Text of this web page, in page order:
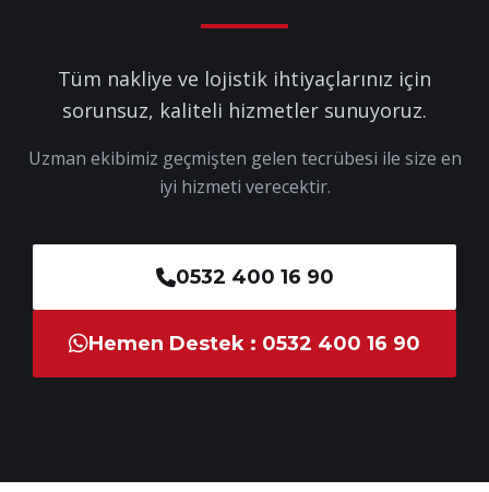
Tüm nakliye ve lojistik ihtiyaçlarınız için
sorunsuz, kaliteli hizmetler sunuyoruz.
Uzman ekibimiz geçmişten gelen tecrübesi ile size en
iyi hizmeti verecektir.
0532 400 16 90
Hemen Destek : 0532 400 16 90